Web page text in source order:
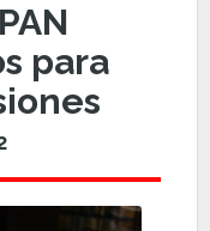
para